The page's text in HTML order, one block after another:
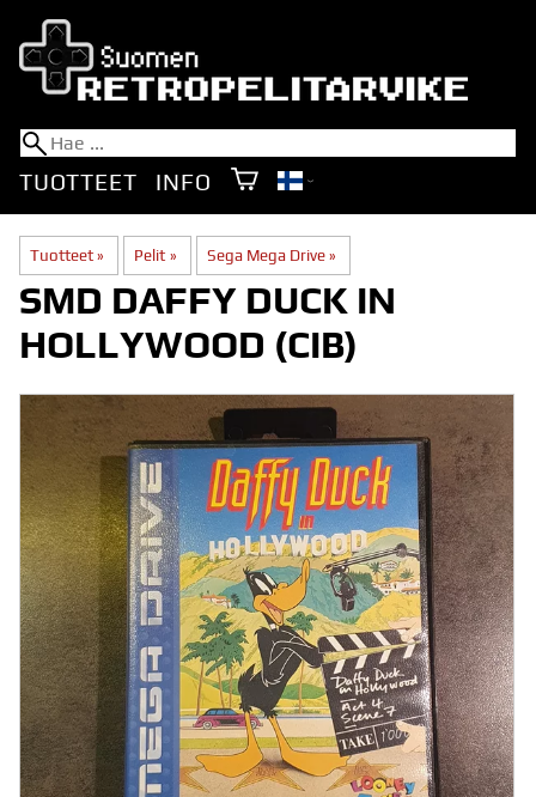
TUOTTEET INFO
Tuotteet ‪» Pelit ‪» Sega Mega Drive ‪»
SMD DAFFY DUCK IN
HOLLYWOOD (CIB)